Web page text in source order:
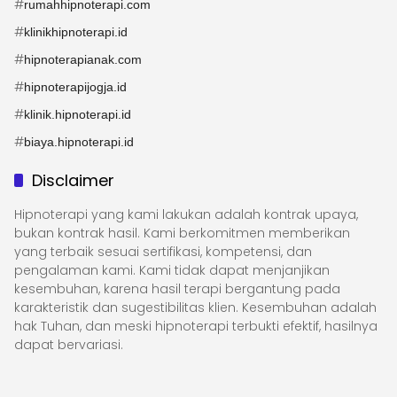
#rumahhipnoterapi.com
#klinikhipnoterapi.id
#hipnoterapianak.com
#hipnoterapijogja.id
#klinik.hipnoterapi.id
#biaya.hipnoterapi.id
Disclaimer
Hipnoterapi yang kami lakukan adalah kontrak upaya,
bukan kontrak hasil. Kami berkomitmen memberikan
yang terbaik sesuai sertifikasi, kompetensi, dan
pengalaman kami. Kami tidak dapat menjanjikan
kesembuhan, karena hasil terapi bergantung pada
karakteristik dan sugestibilitas klien. Kesembuhan adalah
hak Tuhan, dan meski hipnoterapi terbukti efektif, hasilnya
dapat bervariasi.